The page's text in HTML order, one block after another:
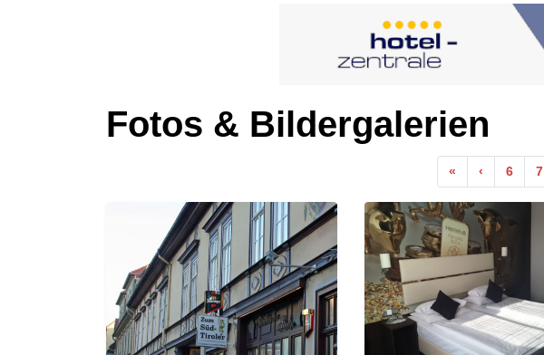
Fotos & Bildergalerien
«Anfang
‹Vorherige
6 7